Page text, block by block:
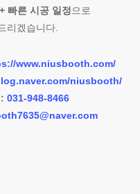
빠른 시공 일정으로
리겠습니다.
www.niusbooth.com/
niusbooth/
031-948-8466